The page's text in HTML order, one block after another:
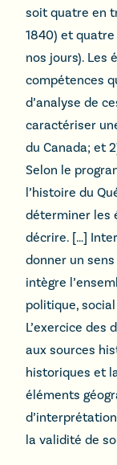
soit quatre en
1840) et
nos jours). Les
compétences
d’analyse de
caractériser
du Canada; et
Selon le
l’histoire du
déterminer les
décrire. […]
donner un
intègre
politique, social
L’exercice des
aux sources
historiques et
éléments
la validité de